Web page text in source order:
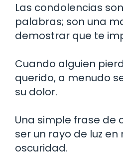
Las condolencias
palabras; son una
demostrar que te
Cuando alguien
querido, a menudo
su dolor.
Una simple frase de
ser un rayo de luz
oscuridad.